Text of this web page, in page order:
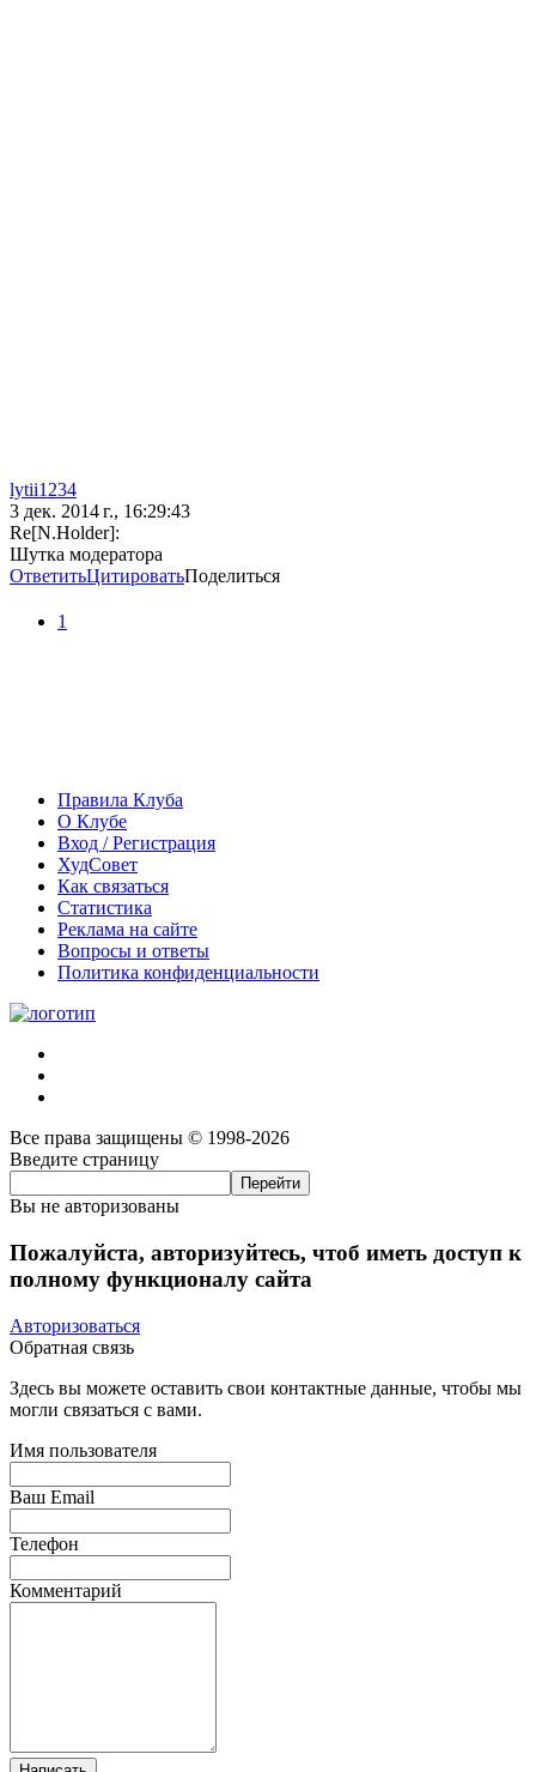
lytii1234
3 дек. 2014 г., 16:29:43
Re[N.Holder]:
Шутка модератора
ОтветитьЦитироватьПоделиться
1
Правила Клуба
О Клубе
Вход / Регистрация
ХудСовет
Как связаться
Статистика
Реклама на сайте
Вопросы и ответы
Политика конфиденциальности
Все права защищены © 1998-2026
Введите страницу
Вы не авторизованы
Пожалуйста, авторизуйтесь, чтоб иметь доступ к
полному функционалу сайта
Авторизоваться
Обратная связь
Здесь вы можете оставить свои контактные данные, чтобы мы
могли связаться с вами.
Имя пользователя
Ваш Email
Телефон
Комментарий